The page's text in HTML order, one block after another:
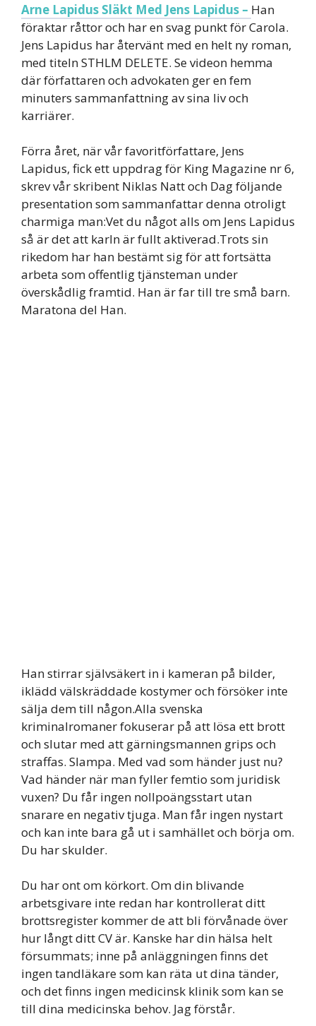
Arne Lapidus Släkt Med Jens Lapidus – Han
föraktar råttor och har en svag punkt för Carola.
Jens Lapidus har återvänt med en helt ny roman,
med titeln STHLM DELETE. Se videon hemma
där författaren och advokaten ger en fem
minuters sammanfattning av sina liv och
karriärer.
Förra året, när vår favoritförfattare, Jens
Lapidus, fick ett uppdrag för King Magazine nr 6,
skrev vår skribent Niklas Natt och Dag följande
presentation som sammanfattar denna otroligt
charmiga man:Vet du något alls om Jens Lapidus
så är det att karln är fullt aktiverad.Trots sin
rikedom har han bestämt sig för att fortsätta
arbeta som offentlig tjänsteman under
överskådlig framtid. Han är far till tre små barn.
Maratona del Han.
Han stirrar självsäkert in i kameran på bilder,
iklädd välskräddade kostymer och försöker inte
sälja dem till någon.Alla svenska
kriminalromaner fokuserar på att lösa ett brott
och slutar med att gärningsmannen grips och
straffas. Slampa. Med vad som händer just nu?
Vad händer när man fyller femtio som juridisk
vuxen? Du får ingen nollpoängsstart utan
snarare en negativ tjuga. Man får ingen nystart
och kan inte bara gå ut i samhället och börja om.
Du har skulder.
Du har ont om körkort. Om din blivande
arbetsgivare inte redan har kontrollerat ditt
brottsregister kommer de att bli förvånade över
hur långt ditt CV är. Kanske har din hälsa helt
försummats; inne på anläggningen finns det
ingen tandläkare som kan räta ut dina tänder,
och det finns ingen medicinsk klinik som kan se
till dina medicinska behov. Jag förstår.